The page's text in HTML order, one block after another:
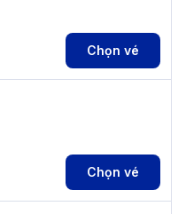
Chọn vé
Chọn vé